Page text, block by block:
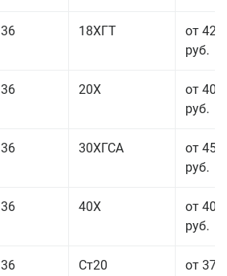
36 18ХГТ
от 42
руб.
36 20Х
от 40
руб.
36 30ХГСА
от 45
руб.
36 40Х
от 40
руб.
36 Ст20
от 37